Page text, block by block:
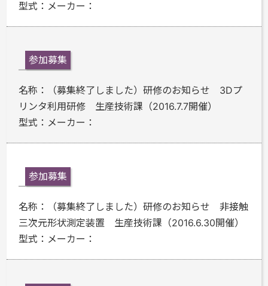
型式： メーカー：
参加募集
名称：
（募集終了しました）研修のお知らせ 3Dプ
リンタ利用研修 生産技術課（2016.7.7開催）
型式： メーカー：
参加募集
名称：
（募集終了しました）研修のお知らせ 非接触
三次元形状測定装置 生産技術課（2016.6.30開催）
型式： メーカー：